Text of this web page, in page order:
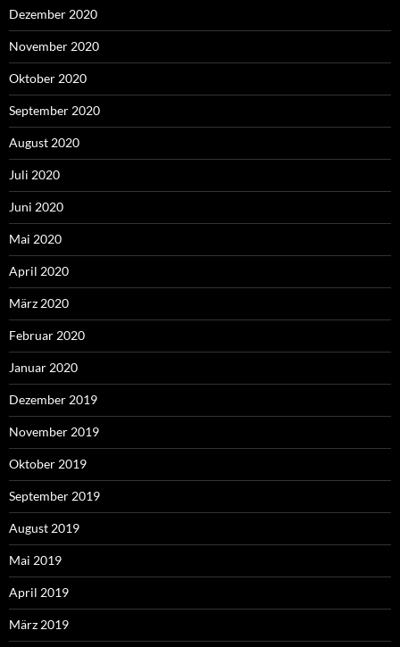
Dezember 2020
November 2020
Oktober 2020
September 2020
August 2020
Juli 2020
Juni 2020
Mai 2020
April 2020
März 2020
Februar 2020
Januar 2020
Dezember 2019
November 2019
Oktober 2019
September 2019
August 2019
Mai 2019
April 2019
März 2019